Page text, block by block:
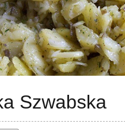
Szwabska